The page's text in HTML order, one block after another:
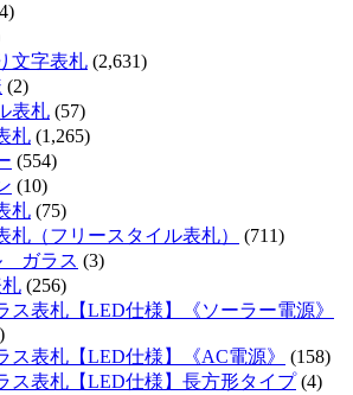
文字表札 (2,631)
(2)
表札 (57)
札 (1,265)
(554)
(10)
札 (75)
札（フリースタイル表札）
(711)
ガラス (3)
(256)
ス表札【LED仕様】《ソーラー電源》
ス表札【LED仕様】《AC電源》
(158)
ス表札【LED仕様】長方形タイプ(4)